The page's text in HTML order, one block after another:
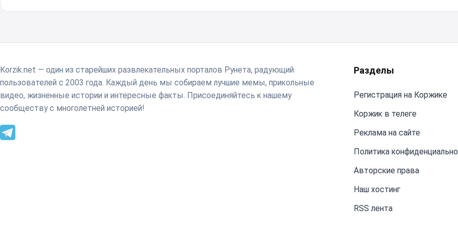
Korzik.net — один из старейших развлекательных порталов Рунета, радующий
пользователей с 2003 года. Каждый день мы собираем лучшие мемы, прикольные
видео, жизненные истории и интересные факты. Присоединяйтесь к нашему
сообществу с многолетней историей!
Разделы
Регистрация на Коржике
Коржик в телеге
Реклама на сайте
Политика
Авторские права
Наш хостинг
RSS лента